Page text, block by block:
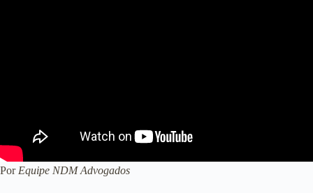
Por Equipe NDM Advogados